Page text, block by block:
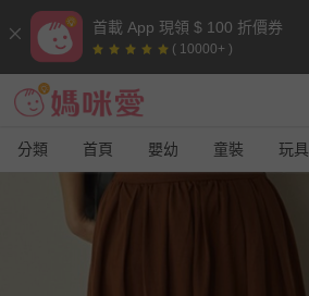
首載 App 現領 $ 100 折價券
( 10000+ )
分類 首頁 嬰幼 童裝 玩具